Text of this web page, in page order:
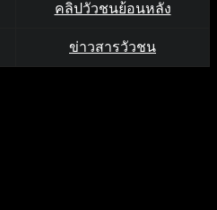
คลิปวัวชนย้อนหลัง
ข่าวสารวัวชน